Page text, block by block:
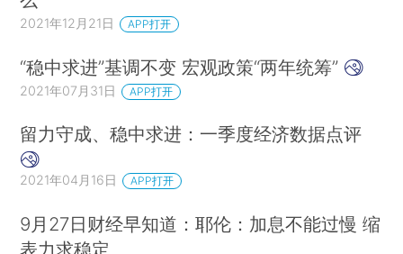
2021年12月21日 APP打开
“稳中求进”基调不变 宏观政策“两年统筹”
2021年07月31日 APP打开
留力守成、稳中求进：一季度经济数据点评
2021年04月16日 APP打开
9月27日财经早知道：耶伦：加息不能过慢 缩
表力求稳定